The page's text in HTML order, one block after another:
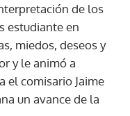
de los
estudiante en
miedos, deseos y
y le animó a
el comisario Jaime
un avance de la